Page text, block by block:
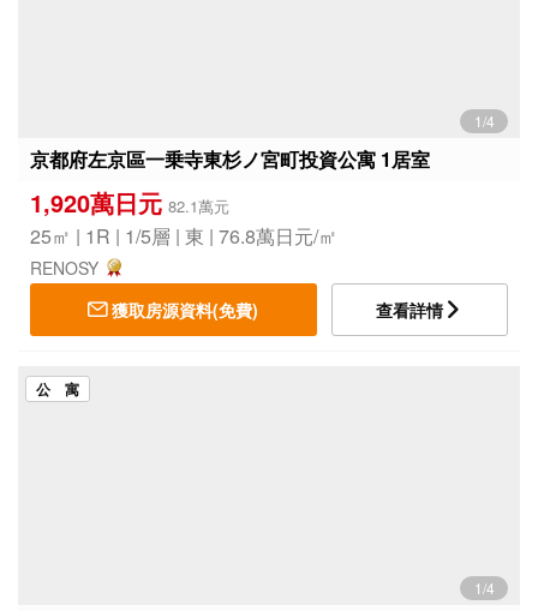
1/4
京都府左京區一乗寺東杉ノ宮町投資公寓 1居室
1,920萬日元 82.1萬元
25㎡ | 1R | 1/5層 | 東 | 76.8萬日元/㎡
RENOSY
獲取房源資料(免費)
查看詳情
公 寓
1/4